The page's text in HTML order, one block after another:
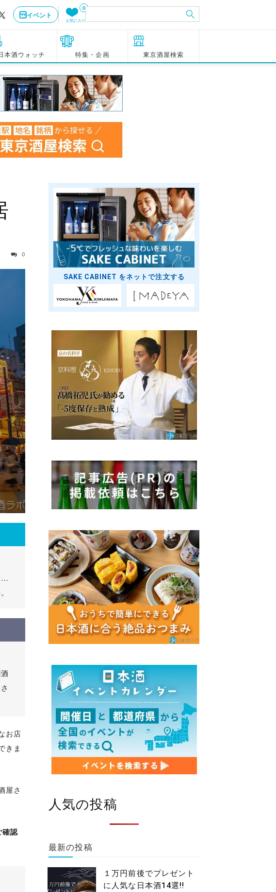
イベント
0
お気に入り
本酒ウォッチ 特集・企画 東京酒屋検索
0
…
お店
きま
屋さ
確認
SAKE CABINET をネットで注文する
人気の投稿
最新の投稿
１万円前後でプレゼント
に人気な日本酒14選!!